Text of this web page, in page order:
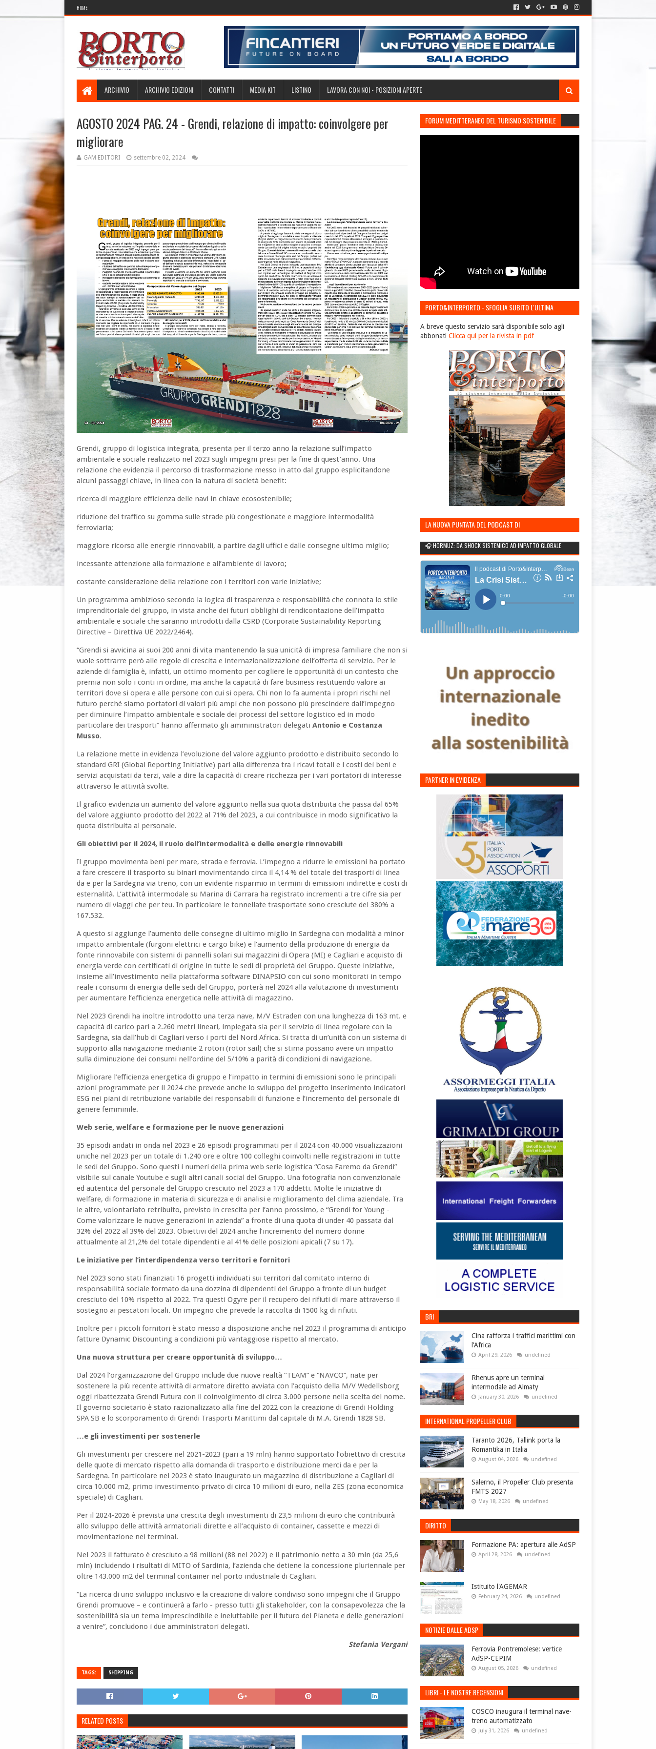
HOME
ARCHIVIO ARCHIVIO EDIZIONI CONTATTI MEDIA KIT LISTINO LAVORA CON NOI - POSIZIONI APERTE
AGOSTO 2024 PAG. 24 - Grendi, relazione di impatto: coinvolgere per
migliorare
GAM EDITORI settembre 02, 2024
Grendi, gruppo di logistica integrata, presenta per il terzo anno la relazione sull’impatto
ambientale e sociale realizzato nel 2023 sugli impegni presi per la fine di quest’anno. Una
relazione che evidenzia il percorso di trasformazione messo in atto dal gruppo esplicitandone
alcuni passaggi chiave, in linea con la natura di società benefit:
ricerca di maggiore efficienza delle navi in chiave ecosostenibile;
riduzione del traffico su gomma sulle strade più congestionate e maggiore intermodalità
ferroviaria;
maggiore ricorso alle energie rinnovabili, a partire dagli uffici e dalle consegne ultimo miglio;
incessante attenzione alla formazione e all’ambiente di lavoro;
costante considerazione della relazione con i territori con varie iniziative;
Un programma ambizioso secondo la logica di trasparenza e responsabilità che connota lo stile
imprenditoriale del gruppo, in vista anche dei futuri obblighi di rendicontazione dell’impatto
ambientale e sociale che saranno introdotti dalla CSRD (Corporate Sustainability Reporting
Directive – Direttiva UE 2022/2464).
“Grendi si avvicina ai suoi 200 anni di vita mantenendo la sua unicità di impresa familiare che non si
vuole sottrarre però alle regole di crescita e internazionalizzazione dell’offerta di servizio. Per le
aziende di famiglia è, infatti, un ottimo momento per cogliere le opportunità di un contesto che
premia non solo i conti in ordine, ma anche la capacità di fare business restituendo valore ai
territori dove si opera e alle persone con cui si opera. Chi non lo fa aumenta i propri rischi nel
futuro perché siamo portatori di valori più ampi che non possono più prescindere dall’impegno
per diminuire l’impatto ambientale e sociale dei processi del settore logistico ed in modo
particolare dei trasporti” hanno affermato gli amministratori delegati Antonio e Costanza
Musso.
La relazione mette in evidenza l’evoluzione del valore aggiunto prodotto e distribuito secondo lo
standard GRI (Global Reporting Initiative) pari alla differenza tra i ricavi totali e i costi dei beni e
servizi acquistati da terzi, vale a dire la capacità di creare ricchezza per i vari portatori di interesse
attraverso le attività svolte.
Il grafico evidenzia un aumento del valore aggiunto nella sua quota distribuita che passa dal 65%
del valore aggiunto prodotto del 2022 al 71% del 2023, a cui contribuisce in modo significativo la
quota distribuita al personale.
Gli obiettivi per il 2024, il ruolo dell’intermodalità e delle energie rinnovabili
Il gruppo movimenta beni per mare, strada e ferrovia. L’impegno a ridurre le emissioni ha portato
a fare crescere il trasporto su binari movimentando circa il 4,14 % del totale dei trasporti di linea
da e per la Sardegna via treno, con un evidente risparmio in termini di emissioni indirette e costi di
esternalità. L’attività intermodale su Marina di Carrara ha registrato incrementi a tre cifre sia per
numero di viaggi che per teu. In particolare le tonnellate trasportate sono cresciute del 380% a
167.532.
A questo si aggiunge l’aumento delle consegne di ultimo miglio in Sardegna con modalità a minor
impatto ambientale (furgoni elettrici e cargo bike) e l’aumento della produzione di energia da
fonte rinnovabile con sistemi di pannelli solari sui magazzini di Opera (MI) e Cagliari e acquisto di
energia verde con certificati di origine in tutte le sedi di proprietà del Gruppo. Queste iniziative,
insieme all’investimento nella piattaforma software DINAPSIO con cui sono monitorati in tempo
reale i consumi di energia delle sedi del Gruppo, porterà nel 2024 alla valutazione di investimenti
per aumentare l’efficienza energetica nelle attività di magazzino.
Nel 2023 Grendi ha inoltre introdotto una terza nave, M/V Estraden con una lunghezza di 163 mt. e
capacità di carico pari a 2.260 metri lineari, impiegata sia per il servizio di linea regolare con la
Sardegna, sia dall’hub di Cagliari verso i porti del Nord Africa. Si tratta di un’unità con un sistema di
supporto alla navigazione mediante 2 rotori (rotor sail) che si stima possano avere un impatto
sulla diminuzione dei consumi nell’ordine del 5/10% a parità di condizioni di navigazione.
Migliorare l’efficienza energetica di gruppo e l’impatto in termini di emissioni sono le principali
azioni programmate per il 2024 che prevede anche lo sviluppo del progetto inserimento indicatori
ESG nei piani di retribuzione variabile dei responsabili di funzione e l’incremento del personale di
genere femminile.
Web serie, welfare e formazione per le nuove generazioni
35 episodi andati in onda nel 2023 e 26 episodi programmati per il 2024 con 40.000 visualizzazioni
uniche nel 2023 per un totale di 1.240 ore e oltre 100 colleghi coinvolti nelle registrazioni in tutte
le sedi del Gruppo. Sono questi i numeri della prima web serie logistica “Cosa Faremo da Grendi”
visibile sul canale Youtube e sugli altri canali social del Gruppo. Una fotografia non convenzionale
ed autentica del personale del Gruppo cresciuto nel 2023 a 170 addetti. Molte le iniziative di
welfare, di formazione in materia di sicurezza e di analisi e miglioramento del clima aziendale. Tra
le altre, volontariato retribuito, previsto in crescita per l’anno prossimo, e “Grendi for Young -
Come valorizzare le nuove generazioni in azienda” a fronte di una quota di under 40 passata dal
32% del 2022 al 39% del 2023. Obiettivi del 2024 anche l’incremento del numero donne
attualmente al 21,2% del totale dipendenti e al 41% delle posizioni apicali (7 su 17).
Le iniziative per l’interdipendenza verso territori e fornitori
Nel 2023 sono stati finanziati 16 progetti individuati sui territori dal comitato interno di
responsabilità sociale formato da una dozzina di dipendenti del Gruppo a fronte di un budget
cresciuto del 10% rispetto al 2022. Tra questi Ogyre per il recupero dei rifiuti di mare attraverso il
sostegno ai pescatori locali. Un impegno che prevede la raccolta di 1500 kg di rifiuti.
Inoltre per i piccoli fornitori è stato messo a disposizione anche nel 2023 il programma di anticipo
fatture Dynamic Discounting a condizioni più vantaggiose rispetto al mercato.
Una nuova struttura per creare opportunità di sviluppo…
Dal 2024 l’organizzazione del Gruppo include due nuove realtà “TEAM” e “NAVCO”, nate per
sostenere la più recente attività di armatore diretto avviata con l’acquisto della M/V Wedellsborg
oggi ribattezzata Grendi Futura con il coinvolgimento di circa 3.000 persone nella scelta del nome.
Il governo societario è stato razionalizzato alla fine del 2022 con la creazione di Grendi Holding
SPA SB e lo scorporamento di Grendi Trasporti Marittimi dal capitale di M.A. Grendi 1828 SB.
…e gli investimenti per sostenerle
Gli investimenti per crescere nel 2021-2023 (pari a 19 mln) hanno supportato l’obiettivo di crescita
delle quote di mercato rispetto alla domanda di trasporto e distribuzione merci da e per la
Sardegna. In particolare nel 2023 è stato inaugurato un magazzino di distribuzione a Cagliari di
circa 10.000 m2, primo investimento privato di circa 10 milioni di euro, nella ZES (zona economica
speciale) di Cagliari.
Per il 2024-2026 è prevista una crescita degli investimenti di 23,5 milioni di euro che contribuirà
allo sviluppo delle attività armatoriali dirette e all’acquisto di container, cassette e mezzi di
movimentazione nei terminal.
Nel 2023 il fatturato è cresciuto a 98 milioni (88 nel 2022) e il patrimonio netto a 30 mln (da 25,6
mln) includendo i risultati di MITO of Sardinia, l’azienda che detiene la concessione pluriennale per
oltre 143.000 m2 del terminal container nel porto industriale di Cagliari.
“La ricerca di uno sviluppo inclusivo e la creazione di valore condiviso sono impegni che il Gruppo
Grendi promuove – e continuerà a farlo - presso tutti gli stakeholder, con la consapevolezza che la
sostenibilità sia un tema imprescindibile e ineluttabile per il futuro del Pianeta e delle generazioni
a venire”, concludono i due amministratori delegati.
Stefania Vergani
TAGS: SHIPPING
RELATED POSTS
FORUM MEDITTERANEO DEL TURISMO SOSTENIBILE
PORTO&INTERPORTO - SFOGLIA SUBITO L'ULTIMA
A breve questo servizio sarà disponibile solo agli
abbonati Clicca qui per la rivista in pdf
LA NUOVA PUNTATA DEL PODCAST DI
🎧 HORMUZ: DA SHOCK SISTEMICO AD IMPATTO GLOBALE
PARTNER IN EVIDENZA
BRI
Cina rafforza i traffici marittimi con
l’Africa
April 29, 2026 undefined
Rhenus apre un terminal
intermodale ad Almaty
January 30, 2026 undefined
INTERNATIONAL PROPELLER CLUB
Taranto 2026, Tallink porta la
Romantika in Italia
August 04, 2026 undefined
Salerno, il Propeller Club presenta
FMTS 2027
May 18, 2026 undefined
DIRITTO
Formazione PA: apertura alle AdSP
April 28, 2026 undefined
Istituito l'AGEMAR
February 24, 2026 undefined
NOTIZIE DALLE ADSP
Ferrovia Pontremolese: vertice
AdSP-CEPIM
August 05, 2026 undefined
LIBRI - LE NOSTRE RECENSIONI
COSCO inaugura il terminal nave-
treno automatizzato
July 31, 2026 undefined